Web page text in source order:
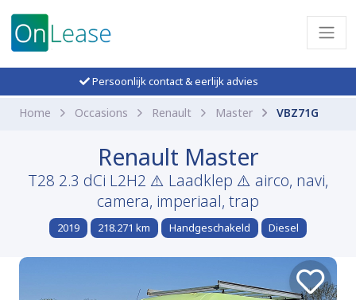
Persoonlijk contact & eerlijk advies
Home Occasions Renault Master VBZ71G
Renault Master
T28 2.3 dCi L2H2 ⚠️ Laadklep ⚠️ airco, navi,
camera, imperiaal, trap
2019 218.271 km Handgeschakeld Diesel